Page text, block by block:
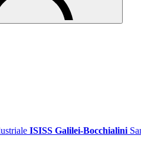
ISISS Galilei-Bocchialini